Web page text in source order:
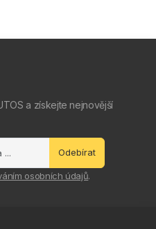
a získejte nejnovější
Odebírat
osobních údajů.